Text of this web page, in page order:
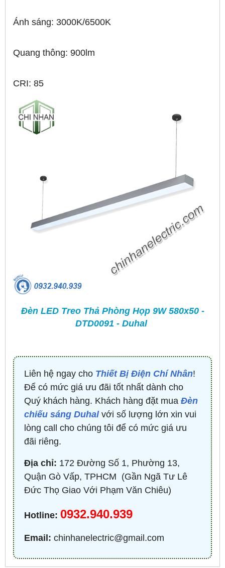
Ánh sáng: 3000K/6500K
Quang thông: 900lm
CRI: 85
Đèn LED Treo Thả Phòng Họp 9W 580x50 -
DTD0091 - Duhal
Liên hệ ngay cho Thiết Bị Điện Chí Nhân!
Để có mức giá ưu đãi tốt nhất dành cho
Quý khách hàng. Khách hàng đặt mua Đèn
chiếu sáng Duhalvới số lượng lớn xin vui
lòng call cho chúng tôi để có mức giá ưu
đãi riêng.
Địa chỉ: 172 Đường Số 1, Phường 13,
Quận Gò Vấp, TPHCM ​ (Gần Ngã Tư Lê
Đức Thọ Giao Với Phạm Văn Chiêu)
Hotline: 0932.940.939
Email: chinhanelectric@gmail.com